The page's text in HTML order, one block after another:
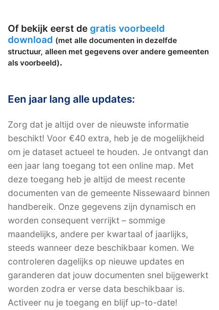
Of bekijk eerst de gratis voorbeeld
download (met alle documenten in dezelfde
structuur, alleen met gegevens over andere gemeenten
als voorbeeld).
Een jaar lang alle updates:
Zorg dat je altijd over de nieuwste informatie
beschikt! Voor €40 extra, heb je de mogelijkheid
om je dataset actueel te houden. Je ontvangt dan
een jaar lang toegang tot een online map. Met
deze toegang heb je altijd de meest recente
documenten van de gemeente Nissewaard binnen
handbereik. Onze gegevens zijn dynamisch en
worden consequent verrijkt – sommige
maandelijks, andere per kwartaal of jaarlijks,
steeds wanneer deze beschikbaar komen. We
controleren dagelijks op nieuwe updates en
garanderen dat jouw documenten snel bijgewerkt
worden zodra er verse data beschikbaar is.
Activeer nu je toegang en blijf up-to-date!